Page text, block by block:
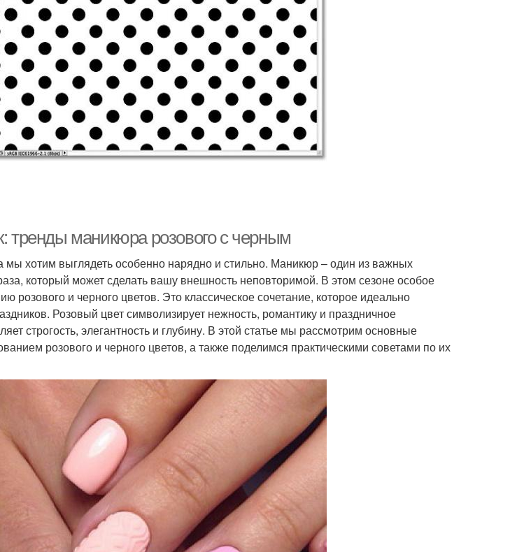
тренды маникюра розового с черным
мы хотим выглядеть особенно нарядно и стильно. Маникюр – один из важных
который может сделать вашу внешность неповторимой. В этом сезоне особое
розового и черного цветов. Это классическое сочетание, которое идеально
Розовый цвет символизирует нежность, романтику и праздничное
строгость, элегантность и глубину. В этой статье мы рассмотрим основные
розового и черного цветов, а также поделимся практическими советами по их